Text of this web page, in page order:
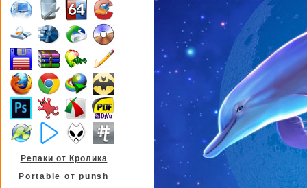
Репаки от Кролика
Portable от punsh